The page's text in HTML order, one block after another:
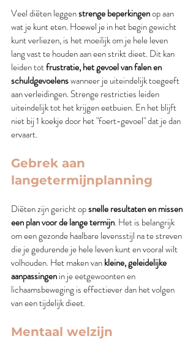
Veel diëten leggen strenge beperkingen op aan
wat je kunt eten. Hoewel je in het begin gewicht
kunt verliezen, is het moeilijk om je hele leven
lang vast te houden aan een strikt dieet. Dit kan
leiden tot frustratie, het gevoel van falen en
schuldgevoelens wanneer je uiteindelijk toegeeft
aan verleidingen. Strenge restricties leiden
uiteindelijk tot het krijgen eetbuien. En het blijft
niet bij 1 koekje door het "foert-gevoel" dat je dan
ervaart.
Gebrek aan
langetermijnplanning
Diëten zijn gericht op snelle resultaten en missen
een plan voor de lange termijn. Het is belangrijk
om een gezonde haalbare levensstijl na te streven
die je gedurende je hele leven kunt en vooral wilt
volhouden. Het maken van kleine, geleidelijke
aanpassingen in je eetgewoonten en
lichaamsbeweging is effectiever dan het volgen
van een tijdelijk dieet.
Mentaal welzijn